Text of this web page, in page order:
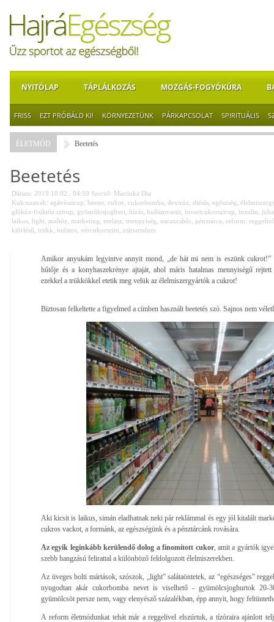
NYITÓLAP TÁPLÁLKOZÁS MOZGÁS-FOGYÓKÚRA
FRISS EZT PRÓBÁLD KI! KÖRNYEZETÜNK PÁRKAPCSOLAT SPIRITUÁLIS
ÉLETMÓD Beetetés
Beetetés
Dátum: 2019.10.02., 04:59 Szerző: Martinka Dia
Kulcsszavak: agávészirup beetet cukor cukorbomba dextróz diétás egészség
glükóz-fruktóz szirup
gyümölcsjoghurt hízás hullámvasút invertcukorszirup inzulin
laikus light maltóz marketing melasz mennyiség narancsbőr pénztárca reform
kiőrlésű trükk tudatos vércukorszint zsírtartalom
Amikor anyukám legyintve annyit mond, „de hát mi nem is eszünk
hűtője és a konyhaszekrénye ajtaját, ahol máris hatalmas mennyiségű
ezekkel a trükkökkel etetik meg velük az élelmiszergyártók a cukrot!
Biztosan felkeltette a figyelmed a címben használt beetetés szó. Sajnos nem
Aki kicsit is laikus, simán eladhatnak neki pár reklámmal és egy jól kitalált
cukros vackot, a formánk, az egészségünk és a pénztárcánk rovására.
Az egyik leginkább kerülendő dolog a finomított cukor, amit a gyártók
szebb hangzású felirattal a különböző feldolgozott élelmiszerekben.
Az üveges bolti mártások, szószok, „light” salátaöntetek, az “egészséges”
nyugodtan akár cukorbomba nevet is viselhető - gyümölcsjoghurtok 20-
gyümölcsöt persze nem, vagy elenyésző százalékban, épp annyit, hogy
A reform életmódunkat tehát már a reggelivel elszúrtuk, a tízóraira ajánlott